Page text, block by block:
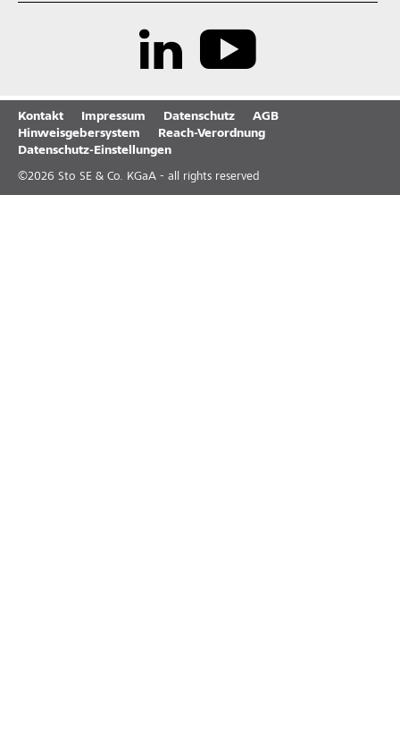
Kontakt Impressum Datenschutz
AGB
Hinweisgebersystem
Reach-Verordnung
Datenschutz-Einstellungen
©2026 Sto SE & Co. KGaA - all rights reserved